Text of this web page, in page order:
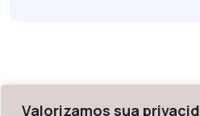
Valorizamos sua